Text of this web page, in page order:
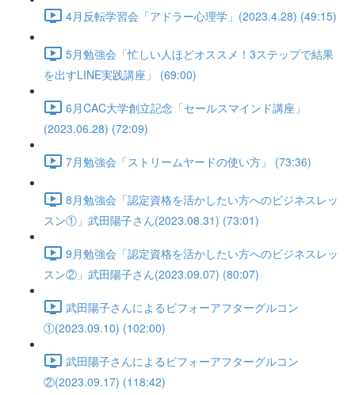
4月反転学習会「アドラー心理学」(2023.4.28) (49:15)
5月勉強会「忙しい人ほどオススメ！3ステップで結果
を出すLINE実践講座」 (69:00)
6月CAC大学創立記念「セールスマインド講座」
(2023.06.28) (72:09)
7月勉強会「ストリームヤードの使い方」 (73:36)
8月勉強会「認定資格を活かしたい方へのビジネスレッ
スン①」武田陽子さん(2023.08.31) (73:01)
9月勉強会「認定資格を活かしたい方へのビジネスレッ
スン②」武田陽子さん(2023.09.07) (80:07)
武田陽子さんによるビフォーアフターグルコン
①(2023.09.10) (102:00)
武田陽子さんによるビフォーアフターグルコン
②(2023.09.17) (118:42)